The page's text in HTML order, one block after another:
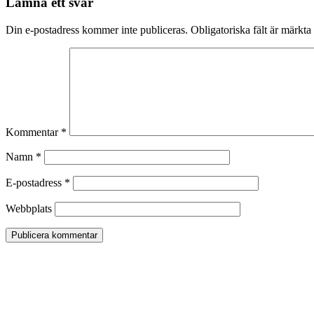
Din e-postadress kommer inte publiceras. Obligatoriska fält är märkta
Kommentar *
Namn *
E-postadress *
Webbplats